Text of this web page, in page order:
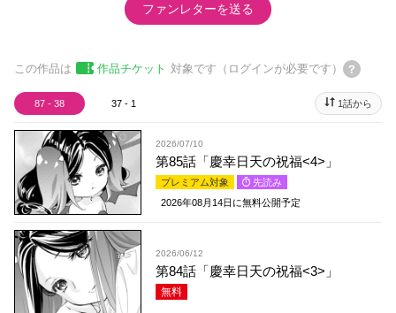
ファンレターを送る
この作品は 作品チケット 対象です（ログインが必要です）
87 - 38 37 - 1 1話から
2026/07/10
第85話「慶幸日天の祝福<4>」
プレミアム対象
先読み
2026年08月14日 に無料公開予定
2026/06/12
第84話「慶幸日天の祝福<3>」
無料